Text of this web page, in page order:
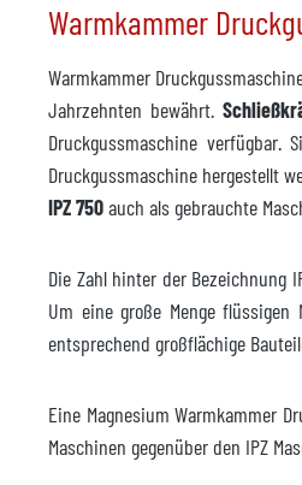
Baujahr
Entgratpresse
Hersteller
Modell
Zubehör
Temperiergerät
Modell
Warmkammer
Warmkammer
Jahrzehnten bewährt.
Druckgussmaschine
Druckgussmaschine hergestellt
IPZ 750auch als gebrauchte
Die Zahl hinter der Bezeichnung
Um eine große Menge
entsprechend großflächige
Eine Magnesium Warmkammer
Maschinen gegenüber den IPZ